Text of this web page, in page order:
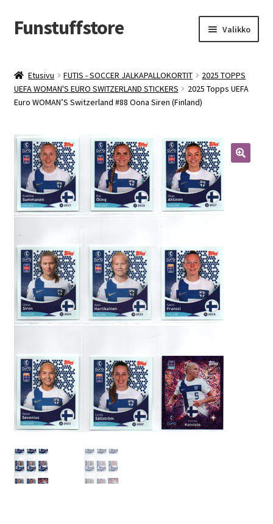
Siirry
navigointiin
Siirry
sisältöön
Funstuffstore Valikko
Etusivu FUTIS - SOCCER JALKAPALLOKORTIT
2025 TOPPS
UEFA WOMAN'S EURO SWITZERLAND STICKERS
2025 Topps UEFA
Euro WOMAN’S Switzerland #88 Oona Siren (Finland)